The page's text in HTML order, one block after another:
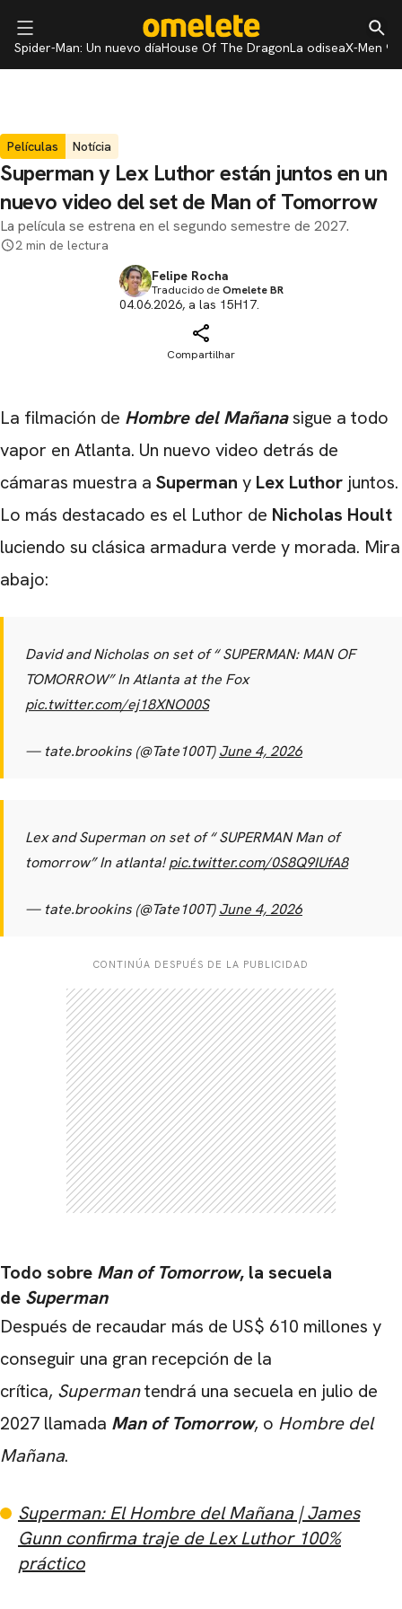
Spider-Man: Un nuevo díaHouse Of The DragonLa odiseaX-Men 97
Películas Notícia
Superman y Lex Luthor están juntos en un
nuevo video del set de Man of Tomorrow
La película se estrena en el segundo semestre de 2027.
2 min de lectura
Felipe Rocha
Traducido deOmelete BR
04.06.2026, a las 15H17.
Compartilhar
La filmación de Hombre del Mañanasigue a todo
vapor en Atlanta. Un nuevo video detrás de
cámaras muestra a Superman y Lex Luthor juntos.
Lo más destacado es el Luthor de Nicholas Hoult
luciendo su clásica armadura verde y morada. Mira
abajo:
David and Nicholas on set of “ SUPERMAN: MAN OF
TOMORROW” In Atlanta at the Fox
pic.twitter.com/ej18XNO00S
— tate.brookins (@Tate100T)June 4, 2026
Lex and Superman on set of “ SUPERMAN Man of
tomorrow” In atlanta!pic.twitter.com/0S8Q9IUfA8
— tate.brookins (@Tate100T)June 4, 2026
CONTINÚA DESPUÉS DE LA PUBLICIDAD
Todo sobre Man of Tomorrow, la secuela
de Superman
Después de recaudar más de US$ 610 millones y
conseguir una gran recepción de la
crítica, Supermantendrá una secuela en julio de
2027 llamada Man of Tomorrow, o Hombre del
Mañana.
Superman: El Hombre del Mañana | James
Gunn confirma traje de Lex Luthor 100%
práctico